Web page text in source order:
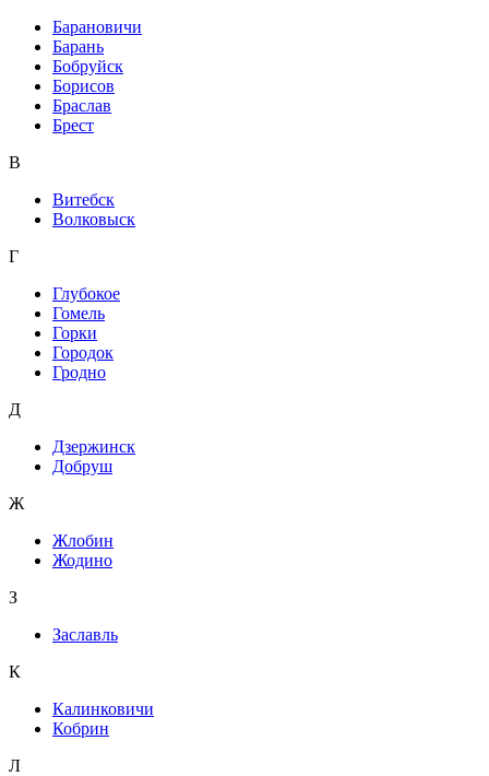
Барановичи
Барань
Бобруйск
Борисов
Браслав
Брест
В
Витебск
Волковыск
Г
Глубокое
Гомель
Горки
Городок
Гродно
Д
Дзержинск
Добруш
Ж
Жлобин
Жодино
З
Заславль
К
Калинковичи
Кобрин
Л